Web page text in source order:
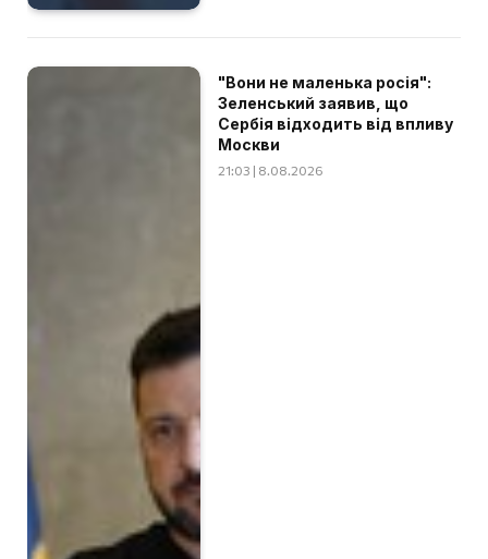
"Вони не маленька росія":
Зеленський заявив, що
Сербія відходить від впливу
Москви
21:03 | 8.08.2026